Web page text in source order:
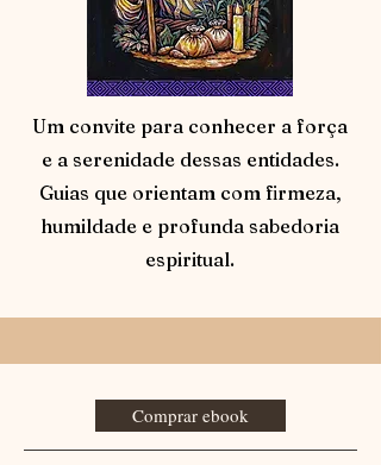
Um convite para conhecer a força
e a serenidade dessas entidades.
Guias que orientam com firmeza,
humildade e profunda sabedoria
espiritual.
Comprar ebook